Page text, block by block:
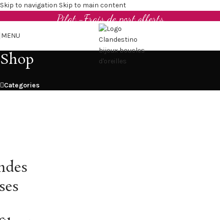
Skip to navigation Skip to main content
Boucles d'oreilles et bijoux en cuir upcyclé - Made in
Pilat -Frais de port offerts
MENU
Shop
Categories